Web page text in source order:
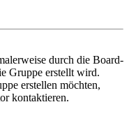
durch die Board-
Gruppe erstellt wird.
erstellen möchten,
kontaktieren.